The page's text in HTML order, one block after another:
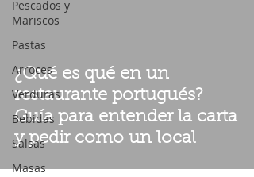
Pescados y
Mariscos
Pastas
Arroces
Verduras
Bebidas
Salsas
Masas
¿Qué es qué en un
restaurante portugués?
Guía para entender la carta
y pedir como un local